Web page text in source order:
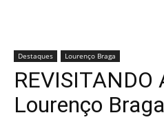
Destaques Lourenço Braga
Lourenço Braga